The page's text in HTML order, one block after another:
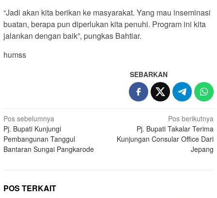
“Jadi akan kita berikan ke masyarakat. Yang mau inseminasi
buatan, berapa pun diperlukan kita penuhi. Program ini kita
jalankan dengan baik”, pungkas Bahtiar.
humss
SEBARKAN
Navigasi
pos
Pos sebelumnya
Pj. Bupati Kunjungi
Pembangunan Tanggul
Bantaran Sungai Pangkarode
Pos berikutnya
Pj. Bupati Takalar Terima
Kunjungan Consular Office Dari
Jepang
POS TERKAIT